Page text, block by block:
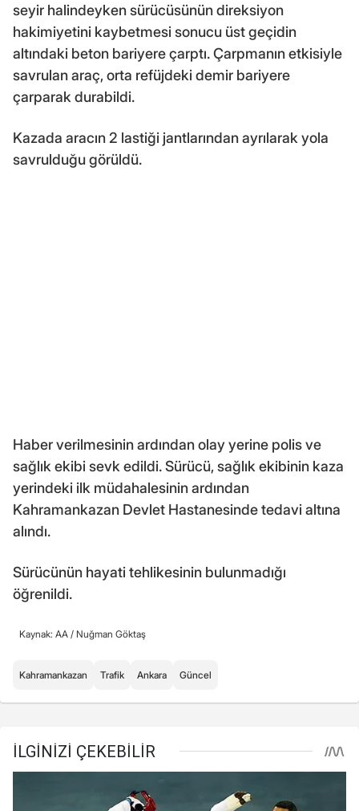
seyir halindeyken sürücüsünün direksiyon
hakimiyetini kaybetmesi sonucu üst geçidin
altındaki beton bariyere çarptı. Çarpmanın etkisiyle
savrulan araç, orta refüjdeki demir bariyere
çarparak durabildi.
Kazada aracın 2 lastiği jantlarından ayrılarak yola
savrulduğu görüldü.
Haber verilmesinin ardından olay yerine polis ve
sağlık ekibi sevk edildi. Sürücü, sağlık ekibinin kaza
yerindeki ilk müdahalesinin ardından
Kahramankazan Devlet Hastanesinde tedavi altına
alındı.
Sürücünün hayati tehlikesinin bulunmadığı
öğrenildi.
Kaynak: AA / Nuğman Göktaş
Kahramankazan Trafik Ankara Güncel